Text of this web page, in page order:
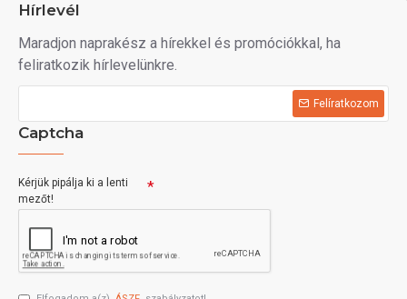
Hírlevél
Maradjon naprakész a hírekkel és promóciókkal, ha
feliratkozik hírlevelünkre.
Felíratkozom
Captcha
Kérjük pipálja ki a lenti
mezőt!